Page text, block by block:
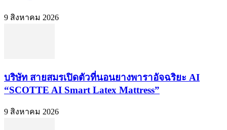
9 สิงหาคม 2026
บริษัท สายสมรเปิดตัวที่นอนยางพาราอัจฉริยะ AI
“SCOTTE AI Smart Latex Mattress”
9 สิงหาคม 2026